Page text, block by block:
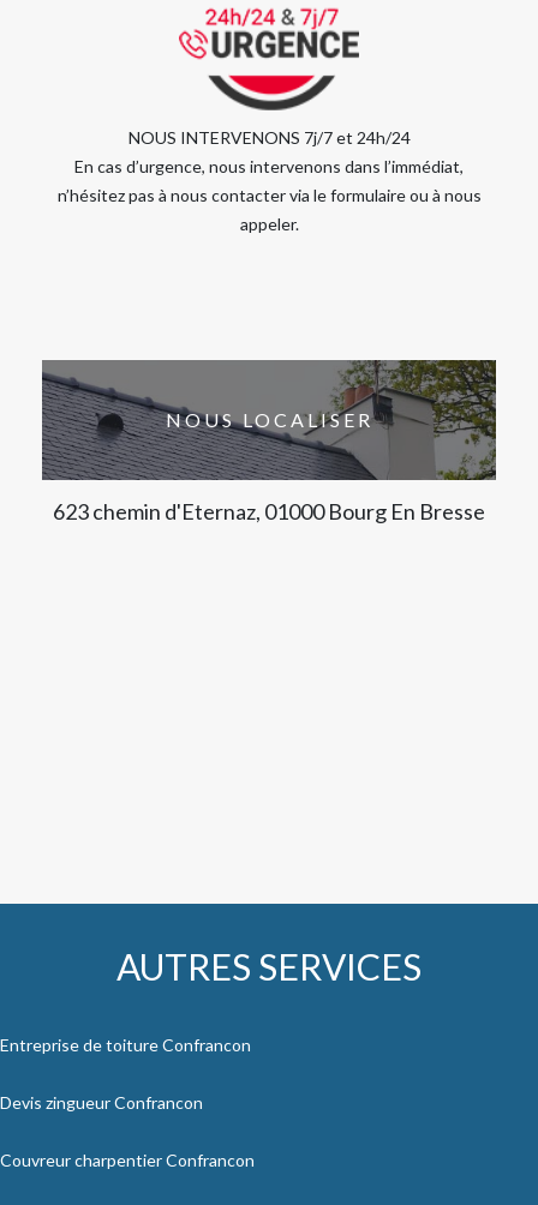
NOUS INTERVENONS 7j/7 et 24h/24
En cas d’urgence, nous intervenons dans l’immédiat,
n’hésitez pas à nous contacter via le formulaire ou à nous
appeler.
NOUS LOCALISER
623 chemin d'Eternaz, 01000 Bourg En Bresse
AUTRES SERVICES
Entreprise de toiture Confrancon
Devis zingueur Confrancon
Couvreur charpentier Confrancon